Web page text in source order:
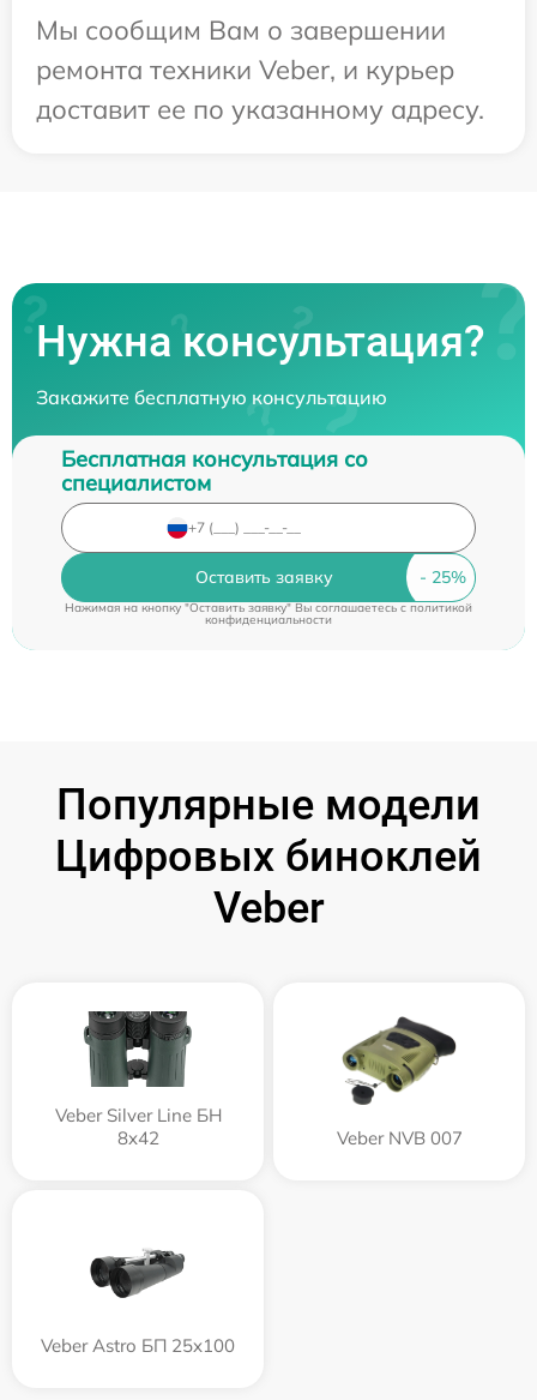
Мы сообщим Вам о завершении
ремонта техники Veber, и курьер
доставит ее по указанному адресу.
Нужна консультация?
Закажите бесплатную консультацию
Бесплатная консультация со
специалистом
Оставить заявку
Нажимая на кнопку "Оставить заявку" Вы соглашаетесь cполитикой
конфиденциальности
Популярные модели
Цифровых биноклей
Veber
Veber Silver Line БН
8x42
Veber NVB 007
Veber Astro БП 25x100